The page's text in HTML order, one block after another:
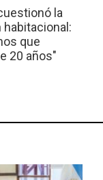
la
que
20 años"